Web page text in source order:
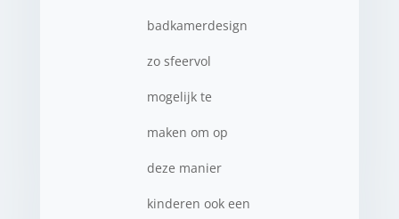
badkamerdesign
zo sfeervol
mogelijk te
maken om op
deze manier
kinderen ook een